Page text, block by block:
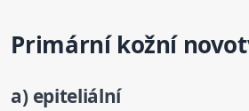
Primární kožní
a) epiteliální